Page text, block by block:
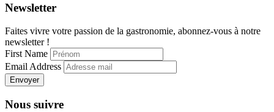
Newsletter
Faites vivre votre passion de la gastronomie, abonnez-vous à notre
newsletter !
First Name
Email Address
Envoyer
Nous suivre